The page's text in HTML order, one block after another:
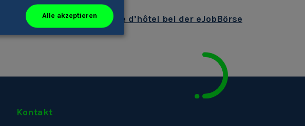
Stellen zu Maître/Maîtresse d’hôtel bei der eJobBörse
Kontakt
Alle akzeptieren